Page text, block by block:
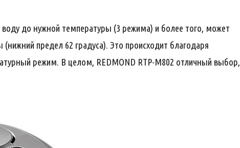
воду до нужной температуры (3 режима) и более того, может
предел 62 градуса). Это происходит благодаря
режим. В целом, REDMOND RTP-M802 отличный выбор,